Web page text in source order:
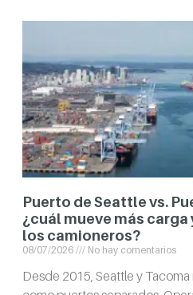
Puerto de Seattle vs.
¿cuál mueve más
los camioneros?
08/07/2026 No hay comentarios
Desde 2015, Seattle y